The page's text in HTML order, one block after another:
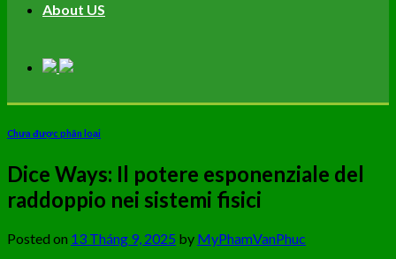
About US
Chưa được phân loại
Dice Ways: Il potere esponenziale del
raddoppio nei sistemi fisici
Posted on 13 Tháng 9, 2025 by MyPhamVanPhuc